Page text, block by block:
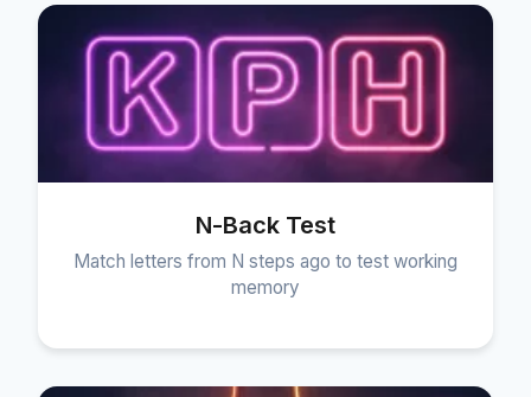
N-Back Test
Match letters from N steps ago to test working
memory